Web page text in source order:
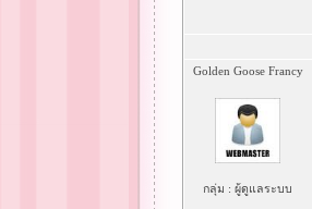
Golden Goose Francy
กลุ่ม : ผู้ดูแลระบบ